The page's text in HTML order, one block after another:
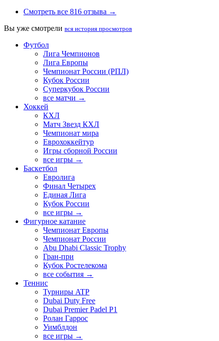
Смотреть все 816 отзыва →
Вы уже смотрели вся история просмотров
Футбол
Лига Чемпионов
Лига Европы
Чемпионат России (РПЛ)
Кубок России
Суперкубок России
все матчи →
Хоккей
КХЛ
Матч Звезд КХЛ
Чемпионат мира
Еврохоккейтур
Игры сборной России
все игры →
Баскетбол
Евролига
Финал Четырех
Единая Лига
Кубок России
все игры →
Фигурное катание
Чемпионат Европы
Чемпионат России
Abu Dhabi Classic Trophy
Гран-при
Кубок Ростелекома
все события →
Теннис
Турниры ATP
Dubai Duty Free
Dubai Premier Padel P1
Ролан Гаррос
Уимблдон
все игры →